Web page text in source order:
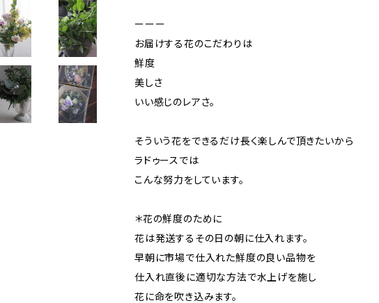
ーーー
お届けする花のこだわりは
鮮度
美しさ
いい感じのレアさ。
そういう花をできるだけ長く楽しんで頂きたいから
ラドゥースでは
こんな努力をしています。
＊花の鮮度のために
花は発送するその日の朝に仕入れます。
早朝に市場で仕入れた鮮度の良い品物を
仕入れ直後に適切な方法で水上げを施し
花に命を吹き込みます。